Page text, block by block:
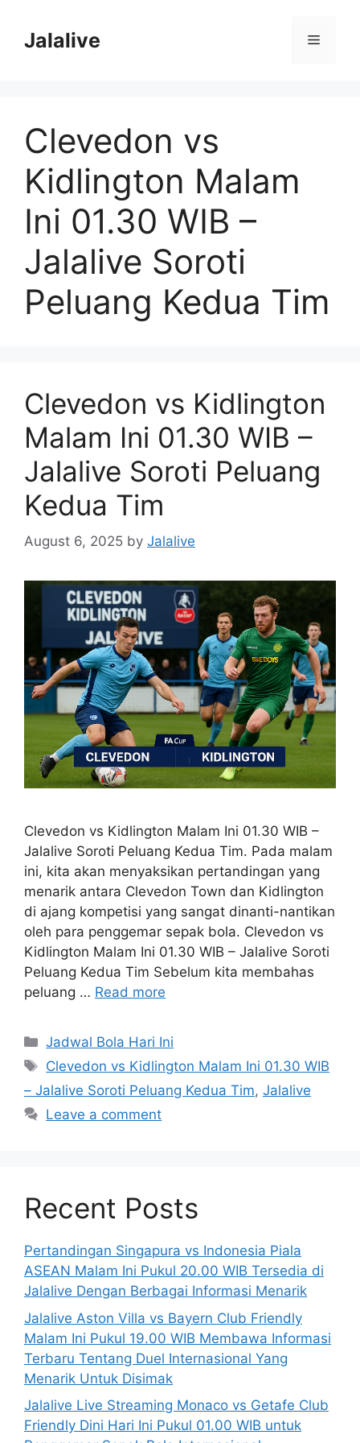
contentJalalive Menu
Clevedon vs
Kidlington Malam
Ini 01.30 WIB –
Jalalive Soroti
Peluang Kedua Tim
Clevedon vs Kidlington
Malam Ini 01.30 WIB –
Jalalive Soroti Peluang
Kedua Tim
August 6, 2025 by Jalalive
Clevedon vs Kidlington Malam Ini 01.30 WIB –
Jalalive Soroti Peluang Kedua Tim. Pada malam
ini, kita akan menyaksikan pertandingan yang
menarik antara Clevedon Town dan Kidlington
di ajang kompetisi yang sangat dinanti-nantikan
oleh para penggemar sepak bola. Clevedon vs
Kidlington Malam Ini 01.30 WIB – Jalalive Soroti
Peluang Kedua Tim Sebelum kita membahas
peluang … Read more
Categories
Jadwal Bola Hari Ini
Tags
Clevedon vs Kidlington Malam Ini 01.30 WIB
– Jalalive Soroti Peluang Kedua Tim, Jalalive
Leave a comment
Recent Posts
Pertandingan Singapura vs Indonesia Piala
ASEAN Malam Ini Pukul 20.00 WIB Tersedia di
Jalalive Dengan Berbagai Informasi Menarik
Jalalive Aston Villa vs Bayern Club Friendly
Malam Ini Pukul 19.00 WIB Membawa Informasi
Terbaru Tentang Duel Internasional Yang
Menarik Untuk Disimak
Jalalive Live Streaming Monaco vs Getafe Club
Friendly Dini Hari Ini Pukul 01.00 WIB untuk